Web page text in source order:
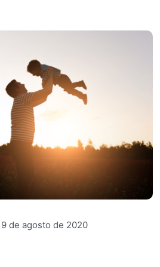
9 de agosto de 2020